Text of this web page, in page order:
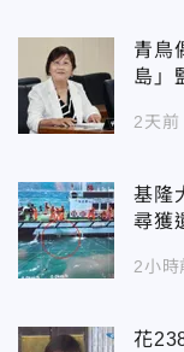
青鳥
島」
2天前
基隆
尋獲
2小時
花